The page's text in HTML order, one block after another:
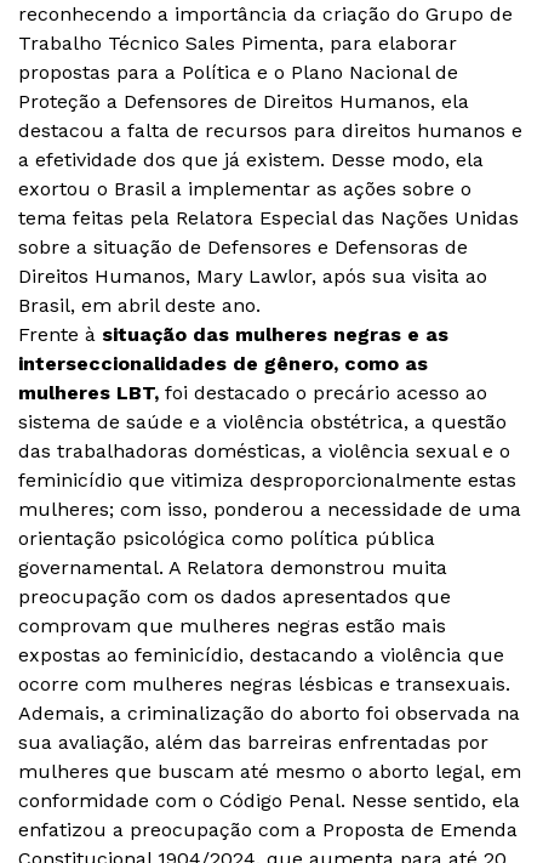
reconhecendo a importância da criação do Grupo de
Trabalho Técnico Sales Pimenta, para elaborar
propostas para a Política e o Plano Nacional de
Proteção a Defensores de Direitos Humanos, ela
destacou a falta de recursos para direitos humanos e
a efetividade dos que já existem. Desse modo, ela
exortou o Brasil a implementar as ações sobre o
tema feitas pela Relatora Especial das Nações Unidas
sobre a situação de Defensores e Defensoras de
Direitos Humanos, Mary Lawlor, após sua visita ao
Brasil, em abril deste ano.
Frente à situação das mulheres negras e as
interseccionalidades de gênero, como as
mulheres LBT, foi destacado o precário acesso ao
sistema de saúde e a violência obstétrica, a questão
das trabalhadoras domésticas, a violência sexual e o
feminicídio que vitimiza desproporcionalmente estas
mulheres; com isso, ponderou a necessidade de uma
orientação psicológica como política pública
governamental. A Relatora demonstrou muita
preocupação com os dados apresentados que
comprovam que mulheres negras estão mais
expostas ao feminicídio, destacando a violência que
ocorre com mulheres negras lésbicas e transexuais.
Ademais, a criminalização do aborto foi observada na
sua avaliação, além das barreiras enfrentadas por
mulheres que buscam até mesmo o aborto legal, em
conformidade com o Código Penal. Nesse sentido, ela
enfatizou a preocupação com a Proposta de Emenda